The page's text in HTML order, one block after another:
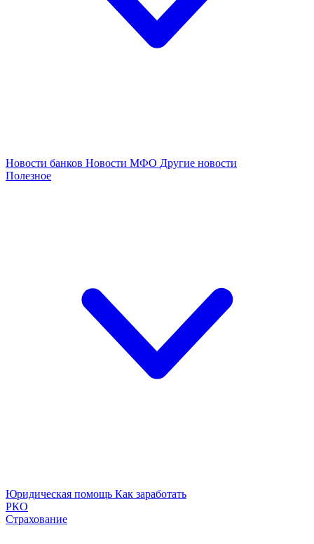
Новости банков Новости МФО Другие новости
Полезное
Юридическая помощь Как заработать
РКО
Страхование